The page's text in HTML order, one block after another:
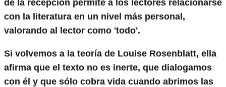
de la recepción permite a los lectores relacionarse
con la literatura en un nivel más personal,
valorando al lector como 'todo'.
Si volvemos a la teoría de Louise Rosenblatt, ella
afirma que el texto no es inerte, que dialogamos
con él y que sólo cobra vida cuando abrimos las